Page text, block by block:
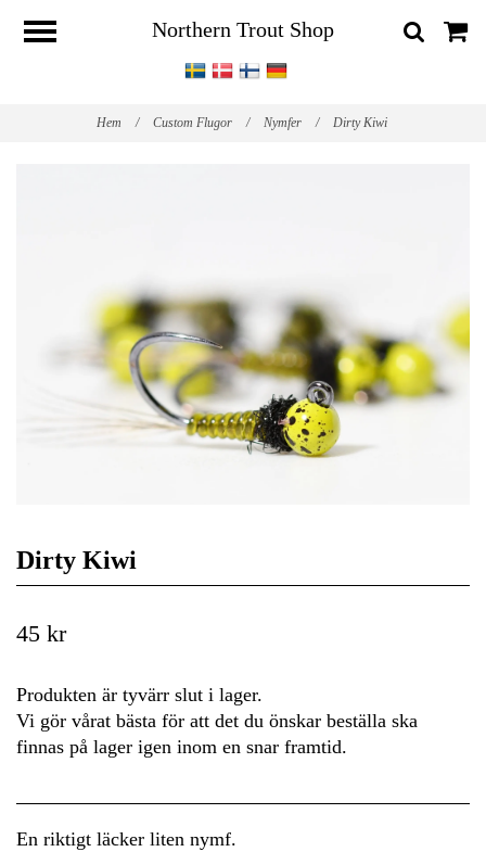
Northern Trout Shop
Hem / Custom Flugor / Nymfer / Dirty Kiwi
Dirty Kiwi
45 kr
Produkten är tyvärr slut i lager.
Vi gör vårat bästa för att det du önskar beställa ska
finnas på lager igen inom en snar framtid.
En riktigt läcker liten nymf.